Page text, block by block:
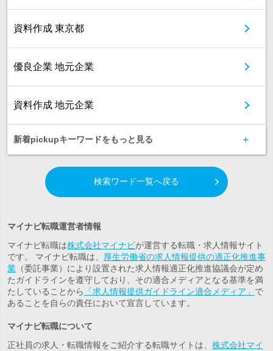
資料作成 東京都
優良企業 地元企業
資料作成 地元企業
新着pickupキーワードをもっと見る
検索ワード一覧へ戻る
マイナビ転職運営者情報
マイナビ転職は株式会社マイナビが運営する転職・求人情報サイト
です。 マイナビ転職は、
厚生労働省の求人情報提供の適正化推進事
業 （委託事業）により設置された求人情報適正化推進協議会が定め
たガイドラインを遵守しており、その適合メディアとなる基準を満
たしていることから
「求人情報提供ガイドライン適合メディア」 で
あることを自らの責任において宣言しています。
マイナビ転職について
正社員の求人・転職情報をご紹介する転職サイトは、 株式会社マイ